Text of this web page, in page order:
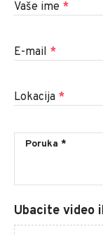
Vaše ime *
E-mail *
Lokacija *
Ubacite video